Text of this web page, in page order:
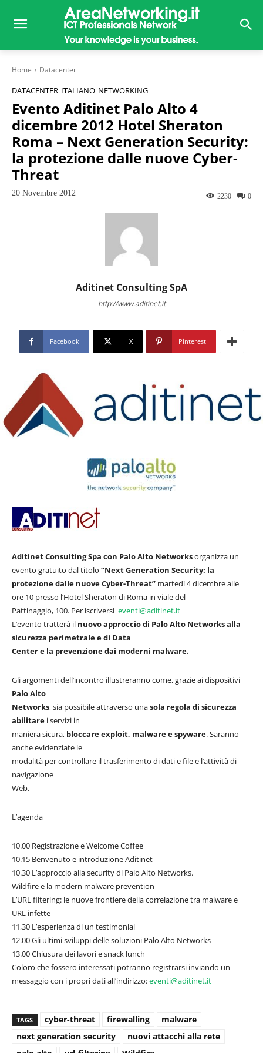
Home Datacenter
DATACENTER ITALIANO NETWORKING
Evento Aditinet Palo Alto 4
dicembre 2012 Hotel Sheraton
Roma – Next Generation Security:
la protezione dalle nuove Cyber-
Threat
20 Novembre 2012 0
2230
Aditinet Consulting SpA
http://www.aditinet.it
Facebook X Pinterest
Aditinet Consulting Spa con Palo Alto Networksorganizza un
evento gratuito dal titolo “Next Generation Security: la
protezione dalle nuove Cyber-Threat” martedì 4 dicembre alle
ore 10 presso l’Hotel Sheraton di Roma in viale del
Pattinaggio, 100. Per iscriversi eventi@aditinet.it
L’evento tratterà il nuovo approccio di Palo Alto Networks alla
sicurezza perimetrale e di Data
Center e la prevenzione dai moderni malware.
Gli argomenti dell’incontro illustreranno come, grazie ai dispositivi
Palo Alto
Networks, sia possibile attraverso unasola regola di sicurezza
abilitare i servizi in
maniera sicura, bloccare exploit, malware espyware. Saranno
anche evidenziate le
modalità per controllare il trasferimento di dati e file e l’attività di
navigazione
Web.
L’agenda
10.00 Registrazione e Welcome Coffee
10.15 Benvenuto e introduzione Aditinet
10.30 L’approccio alla security di Palo Alto Networks.
Wildfire e la modern malware prevention
L’URL filtering: le nuove frontiere della correlazione tra malware e
URL infette
11,30 L’esperienza di un testimonial
12.00 Gli ultimi sviluppi delle soluzioni Palo Alto Networks
13.00 Chiusura dei lavori e snack lunch
Coloro che fossero interessati potranno registrarsi inviando un
messaggio con i propri dati all’indirizzo:eventi@aditinet.it
TAGS cyber-threat firewalling
malware
next generation security
nuovi attacchi alla rete